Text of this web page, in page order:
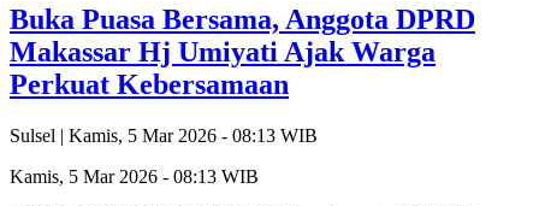
Buka Puasa Bersama, Anggota DPRD
Makassar Hj Umiyati Ajak Warga
Perkuat Kebersamaan
Sulsel | Kamis, 5 Mar 2026 - 08:13 WIB
Kamis, 5 Mar 2026 - 08:13 WIB